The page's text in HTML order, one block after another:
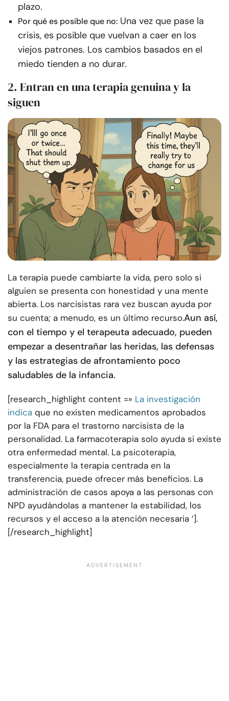
plazo.
Por qué es posible que no: Una vez que pase la
crisis, es posible que vuelvan a caer en los
viejos patrones. Los cambios basados en el
miedo tienden a no durar.
2. Entran en una terapia genuina y la
siguen
La terapia puede cambiarte la vida, pero solo si
alguien se presenta con honestidad y una mente
abierta. Los narcisistas rara vez buscan ayuda por
su cuenta; a menudo, es un último recurso.Aun así,
con el tiempo y el terapeuta adecuado, pueden
empezar a desentrañar las heridas, las defensas
y las estrategias de afrontamiento poco
saludables de la infancia.
[research_highlight content =» La investigación
indica que no existen medicamentos aprobados
por la FDA para el trastorno narcisista de la
personalidad. La farmacoterapia solo ayuda si existe
otra enfermedad mental. La psicoterapia,
especialmente la terapia centrada en la
transferencia, puede ofrecer más beneficios. La
administración de casos apoya a las personas con
NPD ayudándolas a mantener la estabilidad, los
recursos y el acceso a la atención necesaria ‘].
[/research_highlight]